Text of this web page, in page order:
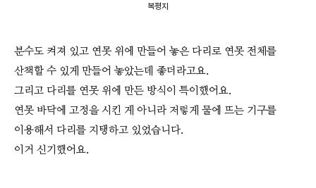
복평지
분수도 켜져 있고 연못 위에 만들어 놓은 다리로 연못 전체를
산책할 수 있게 만들어 놓았는데 좋더라고요.
그리고 다리를 연못 위에 만든 방식이 특이했어요.
연못 바닥에 고정을 시킨 게 아니라 저렇게 물에 뜨는 기구를
이용해서 다리를 지탱하고 있었습니다.
이거 신기했어요.